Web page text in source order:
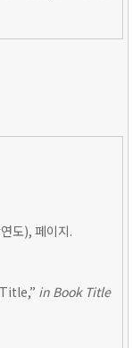
도), 페이지.
in Book Title